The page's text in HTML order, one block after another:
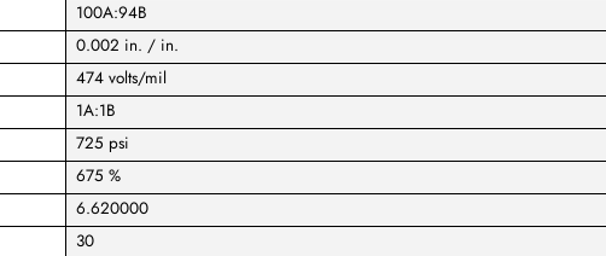
100A:94B
0.002 in. / in.
474 volts/mil
1A:1B
725 psi
675 %
6.620000
30